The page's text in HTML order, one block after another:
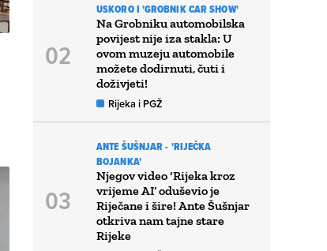
USKORO I 'GROBNIK CAR SHOW'
Na Grobniku automobilska
povijest nije iza stakla: U
ovom muzeju automobile
možete dodirnuti, čuti i
doživjeti!
Rijeka i PGŽ
ANTE ŠUŠNJAR - 'RIJEČKA
BOJANKA'
Njegov video ‘Rijeka kroz
vrijeme AI’ oduševio je
Riječane i šire! Ante Šušnjar
otkriva nam tajne stare
Rijeke